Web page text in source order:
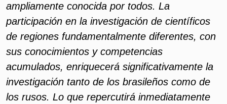
ampliamente conocida por todos. La
participación en la investigación de científicos
de regiones fundamentalmente diferentes, con
sus conocimientos y competencias
acumulados, enriquecerá significativamente la
investigación tanto de los brasileños como de
los rusos. Lo que repercutirá inmediatamente